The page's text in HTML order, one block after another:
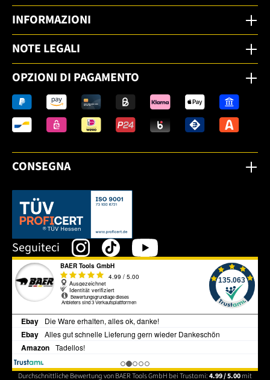
INFORMAZIONI
NOTE LEGALI
OPZIONI DI PAGAMENTO
CONSEGNA
Dieser Link öffnet sich in einem neuen Tab.
Seguiteci
Durchschnittliche Bewertung von BAER Tools GmbH bei Trustami:4.99 / 5.00mit